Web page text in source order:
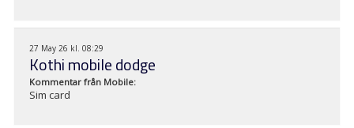
27 May 26 kl. 08:29
Kothi mobile dodge
Kommentar från Mobile:
Sim card